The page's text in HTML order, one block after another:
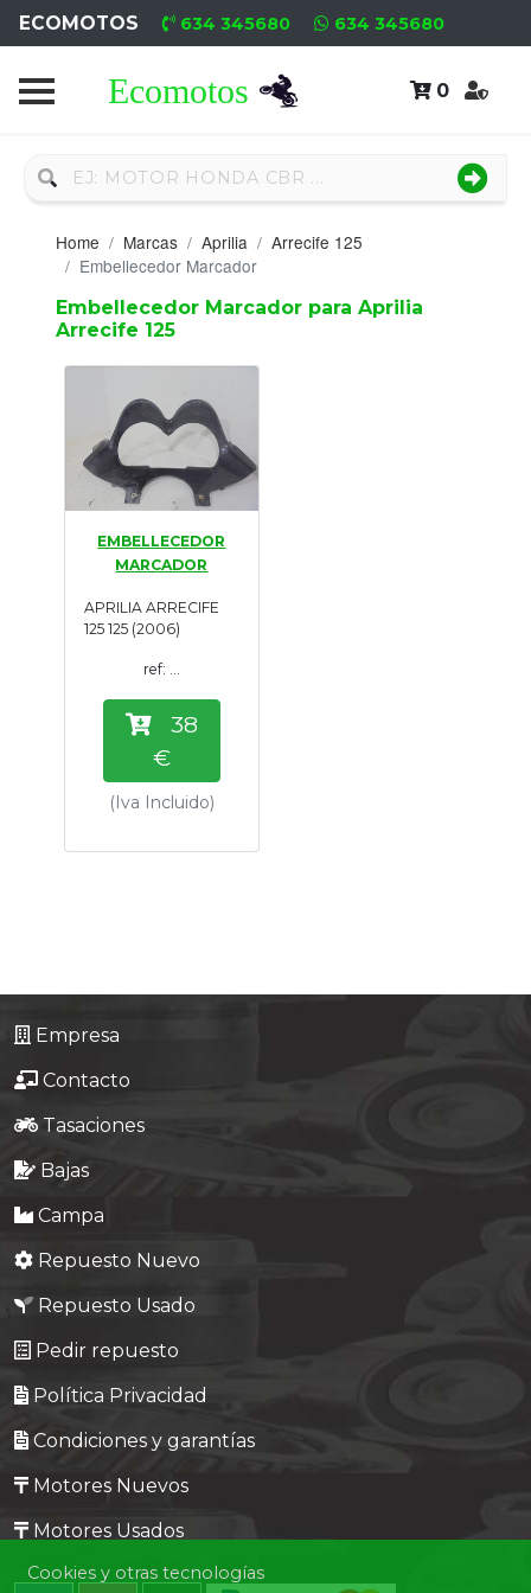
ECOMOTOS 634 345680 634 345680
0
Home
Nuevo
Neumáticos
Campa
Motores
Nuevos
Motores
Usados
Tasaciones
Formulario
Empresa
Contacto
Home Marcas Aprilia
Arrecife 125
Embellecedor Marcador
Embellecedor Marcador para Aprilia
Arrecife 125
EMBELLECEDOR
MARCADOR
APRILIA ARRECIFE
125 125 (2006)
ref: ...
38
€
(Iva Incluido)
Empresa
Contacto
Tasaciones
Bajas
Campa
Repuesto Nuevo
Repuesto Usado
Pedir repuesto
Política Privacidad
Condiciones y garantías
Motores Nuevos
Motores Usados
Cookies y otras tecnologías